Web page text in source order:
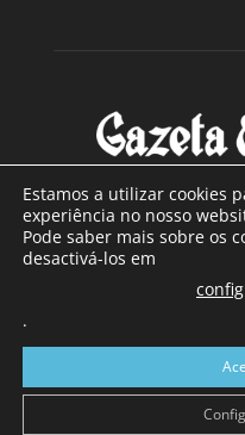
Com sede nas Caldas
a sul de distrito de Leiria,
toda a região Oeste.
Continental
Estamos a utilizar cookies
experiência no nosso
Pode saber mais sobre os
desactivá-los em
.